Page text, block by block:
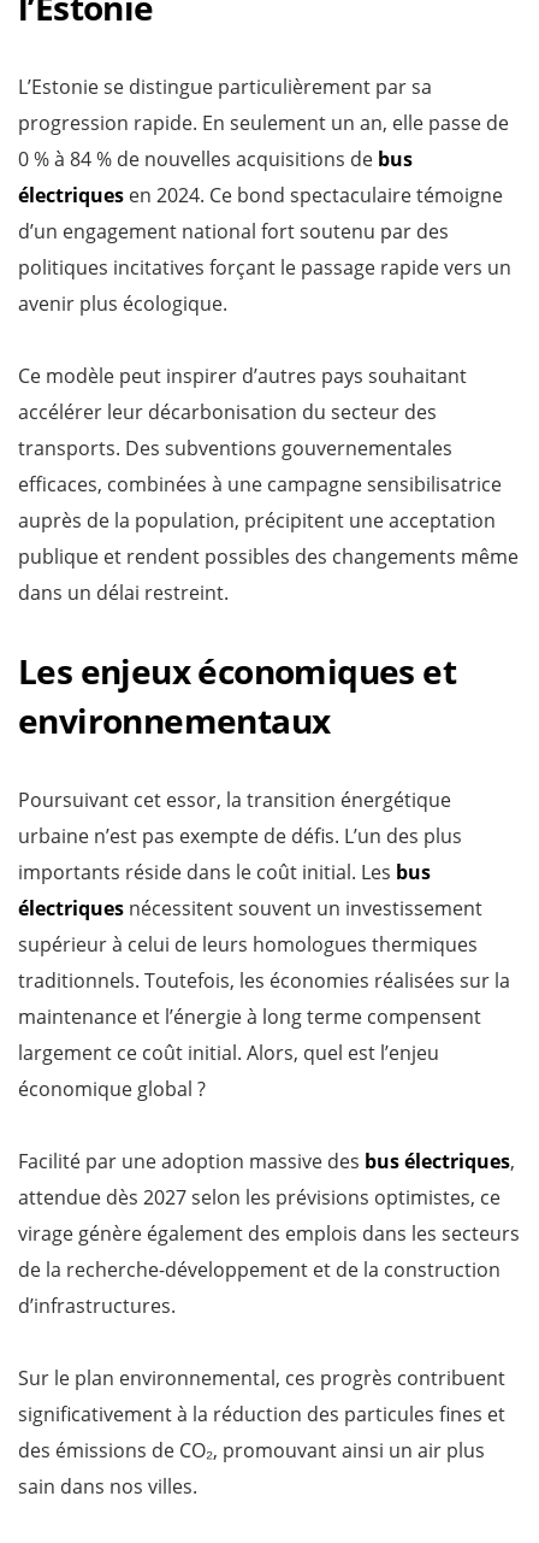
L’Estonie se distingue particulièrement par sa
progression rapide. En seulement un an, elle passe de
0 % à 84 % de nouvelles acquisitions de bus
électriques en 2024. Ce bond spectaculaire témoigne
d’un engagement national fort soutenu par des
politiques incitatives forçant le passage rapide vers un
avenir plus écologique.
Ce modèle peut inspirer d’autres pays souhaitant
accélérer leur décarbonisation du secteur des
transports. Des subventions gouvernementales
efficaces, combinées à une campagne sensibilisatrice
auprès de la population, précipitent une acceptation
publique et rendent possibles des changements même
dans un délai restreint.
Les enjeux économiques et
environnementaux
Poursuivant cet essor, la transition énergétique
urbaine n’est pas exempte de défis. L’un des plus
importants réside dans le coût initial. Les bus
électriques nécessitent souvent un investissement
supérieur à celui de leurs homologues thermiques
traditionnels. Toutefois, les économies réalisées sur la
maintenance et l’énergie à long terme compensent
largement ce coût initial. Alors, quel est l’enjeu
économique global ?
Facilité par une adoption massive des bus électriques,
attendue dès 2027 selon les prévisions optimistes, ce
virage génère également des emplois dans les secteurs
de la recherche-développement et de la construction
d’infrastructures.
Sur le plan environnemental, ces progrès contribuent
significativement à la réduction des particules fines et
des émissions de CO₂, promouvant ainsi un air plus
sain dans nos villes.